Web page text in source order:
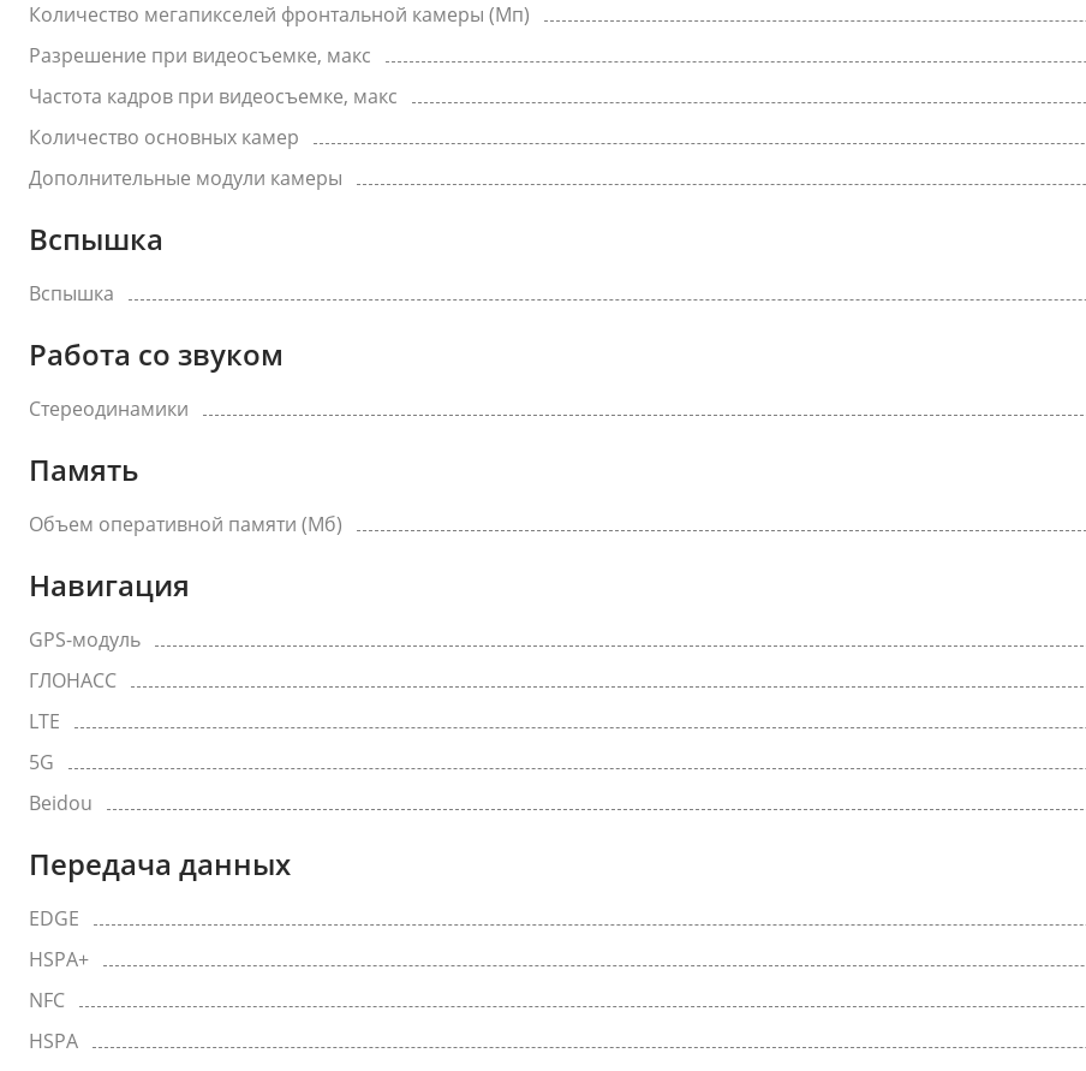
Количество мегапикселей фронтальной камеры (Мп)
Разрешение при видеосъемке, макс
Частота кадров при видеосъемке, макс
Количество основных камер
Дополнительные модули камеры
Вспышка
Вспышка
Работа со звуком
Стереодинамики
Память
Объем оперативной памяти (Мб)
Навигация
GPS-модуль
ГЛОНАСС
LTE
5G
Beidou
Передача данных
EDGE
HSPA+
NFC
HSPA